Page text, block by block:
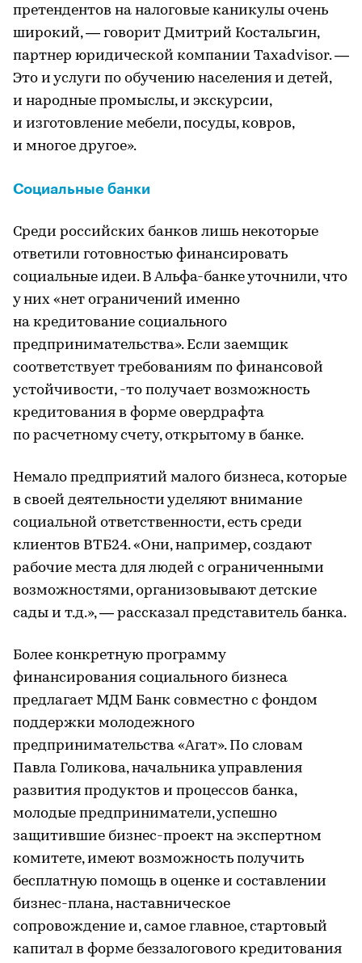
претендентов на налоговые каникулы очень
широкий, — говорит Дмитрий Костальгин,
партнер юридической компании Taxadvisor. —
Это и услуги по обучению населения и детей,
и народные промыслы, и экскурсии,
и изготовление мебели, посуды, ковров,
и многое другое».
Социальные банки
Среди российских банков лишь некоторые
ответили готовностью финансировать
социальные идеи. В Альфа-банке уточнили, что
у них «нет ограничений именно
на кредитование социального
предпринимательства». Если заемщик
соответствует требованиям по финансовой
устойчивости, -то получает возможность
кредитования в форме овердрафта
по расчетному счету, открытому в банке.
Немало предприятий малого бизнеса, которые
в своей деятельности уделяют внимание
социальной ответственности, есть среди
клиентов ВТБ24. «Они, например, создают
рабочие места для людей с ограниченными
возможностями, организовывают детские
сады и т.д.», — рассказал представитель банка.
Более конкретную программу
финансирования социального бизнеса
предлагает МДМ Банк совместно с фондом
поддержки молодежного
предпринимательства «Агат». По словам
Павла Голикова, начальника управления
развития продуктов и процессов банка,
молодые предприниматели, успешно
защитившие бизнес-проект на экспертном
комитете, имеют возможность получить
бесплатную помощь в оценке и составлении
бизнес-плана, наставническое
сопровождение и, самое главное, стартовый
капитал в форме беззалогового кредитования